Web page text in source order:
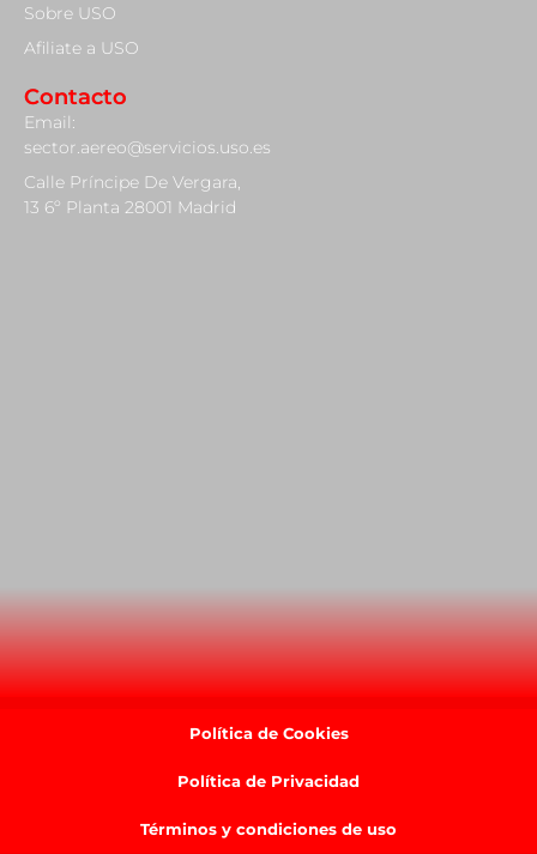
Sobre USO
Afiliate a USO
Contacto
Email:
sector.aereo@servicios.uso.es
Calle Príncipe De Vergara,
13 6º Planta 28001 Madrid
Política de Cookies
Política de Privacidad
Términos y condiciones de uso